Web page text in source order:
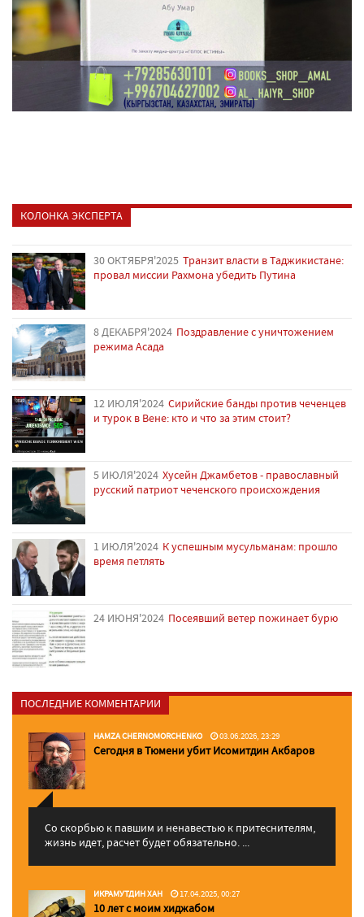
КОЛОНКА ЭКСПЕРТА
30 ОКТЯБРЯ'2025 Транзит власти в Таджикистане:
провал миссии Рахмона убедить Путина
8 ДЕКАБРЯ'2024 Поздравление с уничтожением
режима Асада
12 ИЮЛЯ'2024 Сирийские банды против чеченцев
и турок в Вене: кто и что за этим стоит?
5 ИЮЛЯ'2024 Хусейн Джамбетов - православный
русский патриот чеченского происхождения
1 ИЮЛЯ'2024 К успешным мусульманам: прошло
время петлять
24 ИЮНЯ'2024 Посеявший ветер пожинает бурю
ПОСЛЕДНИЕ КОММЕНТАРИИ
HAMZA CHERNOMORCHENKO 03.06.2026, 23:29
Сегодня в Тюмени убит Исомитдин Акбаров
Со скорбью к павшим и ненавестью к притеснителям,
жизнь идет, расчет будет обязательно. ...
ИКРАМУТДИН ХАН 17.04.2025, 00:27
10 лет с моим хиджабом